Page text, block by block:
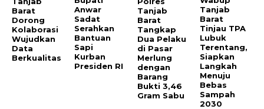
Barat
Dorong
Kolaborasi
Wujudkan
Data
Berkualitas
Anwar
Sadat
Serahkan
Bantuan
Sapi
Kurban
Presiden RI
Tanjab
Barat
Tangkap
Dua Pelaku
di Pasar
Merlung
dengan
Barang
Bukti 3,46
Gram Sabu
Tanjab
Barat
Tinjau TPA
Lubuk
Terentang,
Siapkan
Langkah
Menuju
Bebas
Sampah
2030